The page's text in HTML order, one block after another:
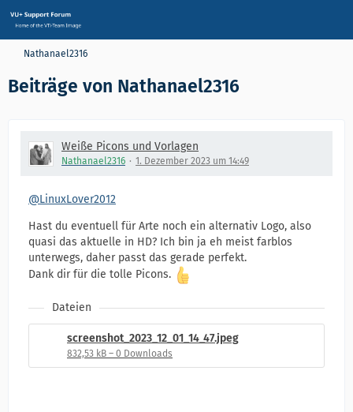
Nathanael2316
Beiträge von Nathanael2316
Weiße Picons und Vorlagen
Nathanael2316 1. Dezember 2023 um 14:49
@LinuxLover2012
Hast du eventuell für Arte noch ein alternativ Logo, also
quasi das aktuelle in HD? Ich bin ja eh meist farblos
unterwegs, daher passt das gerade perfekt.
Dank dir für die tolle Picons.
Dateien
screenshot_2023_12_01_14_47.jpeg
832,53 kB – 0 Downloads